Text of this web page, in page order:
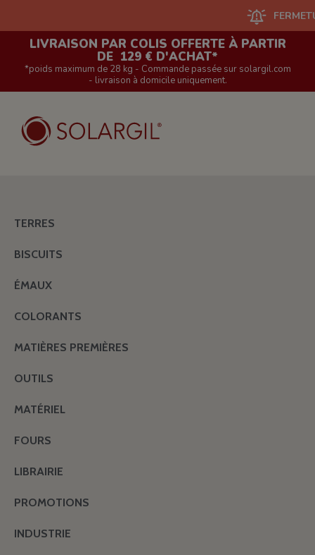
FERMETURE
LIVRAISON PAR COLIS OFFERTE À PARTIR
DE 129 € D'ACHAT*
*poids maximum de 28 kg - Commande passée sur solargil.com
- livraison à domicile uniquement.
TERRES
BISCUITS
ÉMAUX
COLORANTS
MATIÈRES PREMIÈRES
OUTILS
MATÉRIEL
FOURS
LIBRAIRIE
PROMOTIONS
INDUSTRIE